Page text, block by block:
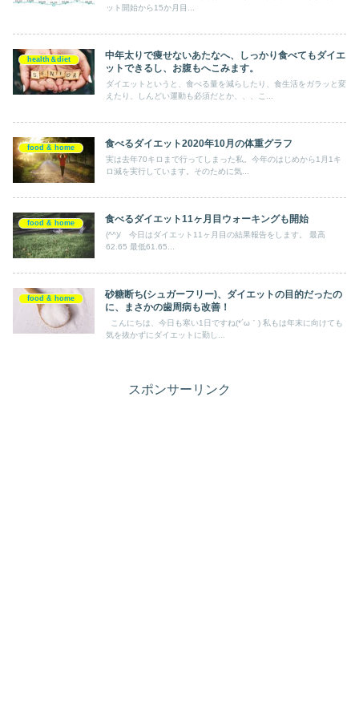
ット開始から15か月目...
health＆diet
中年太りで痩せないあたなへ、しっかり食べてもダイエ
ットできるし、お腹もへこみます。
ダイエットというと、食べる量を減らしたり、食生活をガラッと変
えたり、しんどい運動も必須だとか、、、こ...
food & home 食べるダイエット2020年10月の体重グラフ
実は去年70キロまで行ってしまった私。今年のはじめから1月1キ
ロ減を実行しています。そのために気...
food & home 食べるダイエット11ヶ月目ウォーキングも開始
(^^)/ 今日はダイエット11ヶ月目の結果報告をします。 最高
62.65 最低61.65...
food & home
砂糖断ち(シュガーフリー)、ダイエットの目的だったの
に、まさかの歯周病も改善！
こんにちは、今日も寒い1日ですね(*´ω｀) 私もは年末に向けても
気を抜かずにダイエットに勤し...
スポンサーリンク